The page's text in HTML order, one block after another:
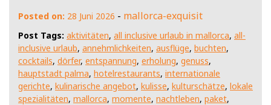
Posted on: 28 Juni 2026 - mallorca-exquisit
Post Tags: aktivitäten, all inclusive urlaub in mallorca, all-
inclusive urlaub, annehmlichkeiten, ausflüge, buchten,
cocktails, dörfer, entspannung, erholung, genuss,
hauptstadt palma, hotelrestaurants, internationale
gerichte, kulinarische angebot, kulisse, kulturschätze, lokale
spezialitäten, mallorca, momente, nachtleben, paket,